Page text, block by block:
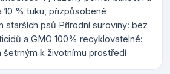
10 % tuku, přizpůsobené
starších psů Přírodní suroviny: bez
a GMO 100% recyklovatelné:
šetrným k životnímu prostředí